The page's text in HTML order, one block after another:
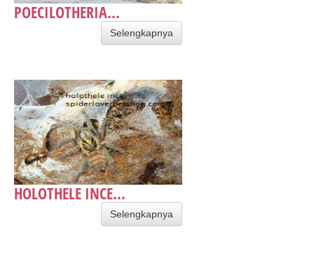
POECILOTHERIA...
Selengkapnya
HOLOTHELE INCE...
Selengkapnya